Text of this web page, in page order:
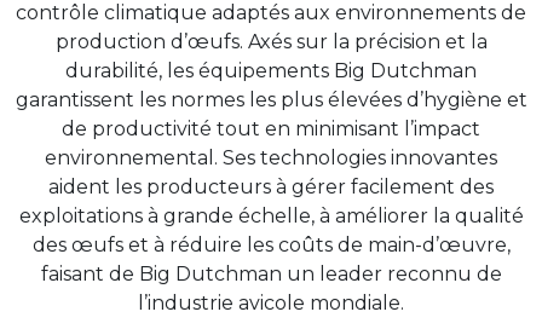
contrôle climatique adaptés aux environnements de
production d’œufs. Axés sur la précision et la
durabilité, les équipements Big Dutchman
garantissent les normes les plus élevées d’hygiène et
de productivité tout en minimisant l’impact
environnemental. Ses technologies innovantes
aident les producteurs à gérer facilement des
exploitations à grande échelle, à améliorer la qualité
des œufs et à réduire les coûts de main-d’œuvre,
faisant de Big Dutchman un leader reconnu de
l’industrie avicole mondiale.